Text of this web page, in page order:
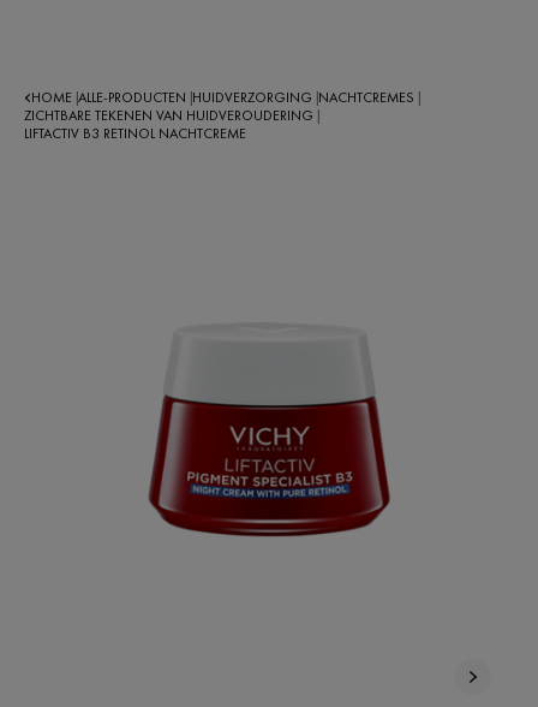
HOME ALLE-PRODUCTEN HUIDVERZORGING NACHTCREMES
ZICHTBARE TEKENEN VAN HUIDVEROUDERING
LIFTACTIV B3 RETINOL NACHTCREME